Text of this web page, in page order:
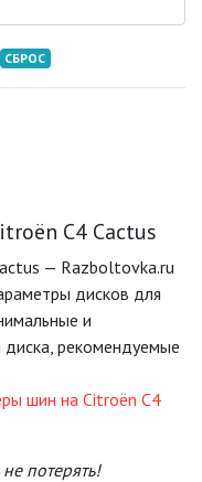
СБРОС
C4 Cactus
— Razboltovka.ru
дисков для
и
рекомендуемые
шин на Citroën C4
потерять!